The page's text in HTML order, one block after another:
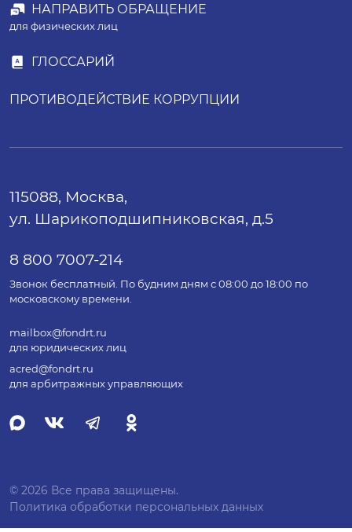
НАПРАВИТЬ ОБРАЩЕНИЕ
для физических лиц
ГЛОССАРИЙ
ПРОТИВОДЕЙСТВИЕ КОРРУПЦИИ
115088, Москва,
ул. Шарикоподшипниковская, д.5
8 800 7007-214
Звонок бесплатный. По будним дням с 08:00 до 18:00 по
московскому времени.
mailbox@fondrt.ru
для юридических лиц
acred@fondrt.ru
для арбитражных управляющих
© 2026 Все права защищены.
Политика обработки персональных данных